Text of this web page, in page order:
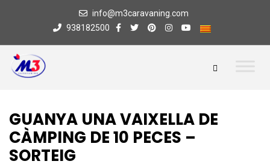
info@m3caravaning.com
938182500
GUANYA UNA VAIXELLA DE
CÀMPING DE 10 PECES –
SORTEIG